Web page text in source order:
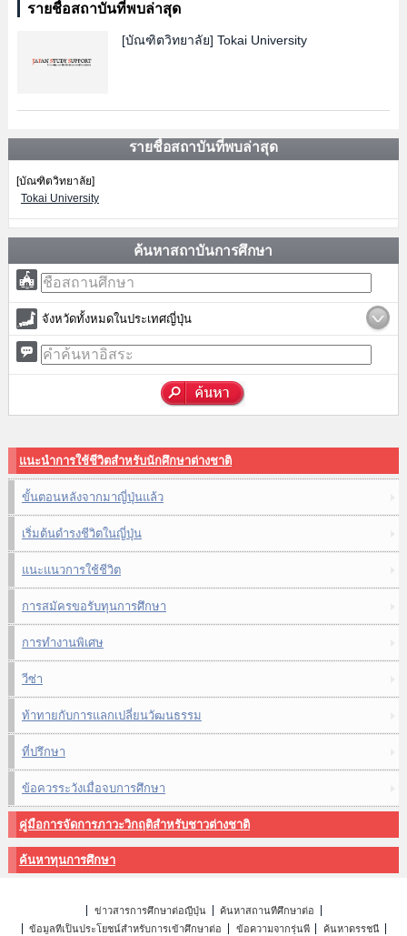
รายชื่อสถาบันที่พบล่าสุด
[บัณฑิตวิทยาลัย] Tokai University
รายชื่อสถาบันที่พบล่าสุด
[บัณฑิตวิทยาลัย]
Tokai University
ค้นหาสถาบันการศึกษา
จังหวัดทั้งหมดในประเทศญี่ปุ่น
แนะนำการใช้ชีวิตสำหรับนักศึกษาต่างชาติ
ขั้นตอนหลังจากมาญี่ปุ่นแล้ว
เริ่มต้นดำรงชีวิตในญี่ปุ่น
แนะแนวการใช้ชีวิต
การสมัครขอรับทุนการศึกษา
การทำงานพิเศษ
วีซ่า
ท้าทายกับการแลกเปลี่ยนวัฒนธรรม
ที่ปรึกษา
ข้อควรระวังเมื่อจบการศึกษา
คู่มือการจัดการภาวะวิกฤติสำหรับชาวต่างชาติ
ค้นหาทุนการศึกษา
ข่าวสารการศึกษาต่อญี่ปุ่น
ค้นหาสถานที่ศึกษาต่อ
ข้อมูลที่เป็นประโยชน์สำหรับการเข้าศึกษาต่อ
ข้อความจากรุ่นพี่
ค้นหาดรรชนี